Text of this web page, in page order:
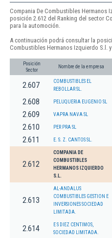
Compania De Combustibles Hermanos
posición 2.612 del Ranking del sector
para la automoción.
A continuación podrá consultar la
Combustibles Hermanos Izquierdo S.l.
Posición
Sector
Nombre de la empresa
2.607
COMBUSTIBLES EL
REBOLLAR SL.
2.608 PELUQUERIA EUGENIO SL
2.609 VAPRA NAVA SL
2.610 PER PRA SL
2.611 E. S. Z. CANTOS SL.
2.612
COMPANIA DE
COMBUSTIBLES
HERMANOS IZQUIERDO
S.L.
2.613
AL-ANDALUS
COMBUSTIBLES GESTION E
INVERSIONES SOCIEDAD
LIMITADA.
2.614
E S DIEZ CENTIMOS,
SOCIEDAD LIMITADA.